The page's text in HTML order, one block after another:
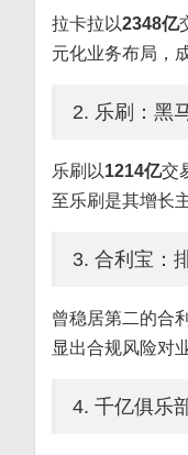
拉卡拉以2348亿
元化业务布局，
2. 乐刷：黑
乐刷以1214亿交
至乐刷是其增长
3. 合利宝：
曾稳居第二的合
显出合规风险对
4. 千亿俱乐